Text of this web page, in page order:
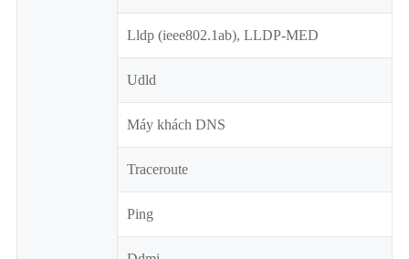
Lldp (ieee802.1ab), LLDP-MED
Udld
Máy khách DNS
Traceroute
Ping